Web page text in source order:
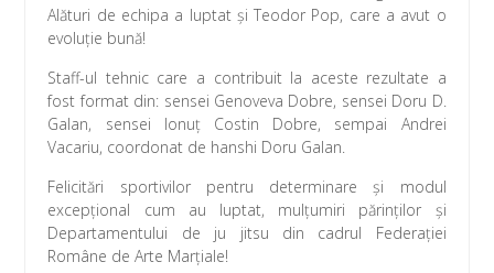
Alături de echipa a luptat și Teodor Pop, care a avut o
evoluție bună!
Staff-ul tehnic care a contribuit la aceste rezultate a
fost format din: sensei Genoveva Dobre, sensei Doru D.
Galan, sensei Ionuț Costin Dobre, sempai Andrei
Vacariu, coordonat de hanshi Doru Galan.
Felicitări sportivilor pentru determinare și modul
excepțional cum au luptat, mulțumiri părinților și
Departamentului de ju jitsu din cadrul Federației
Române de Arte Marțiale!